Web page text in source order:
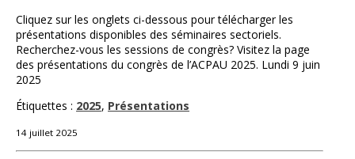
Cliquez sur les onglets ci-dessous pour télécharger les
présentations disponibles des séminaires sectoriels.
Recherchez-vous les sessions de congrès? Visitez la page
des présentations du congrès de l’ACPAU 2025. Lundi 9 juin
2025
Étiquettes : 2025, Présentations
14 juillet 2025